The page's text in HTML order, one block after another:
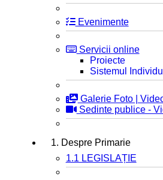
Evenimente
Servicii online
Proiecte
Sistemul
Galerie Foto |
Sedinte publice -
1. Despre Primarie
1.1 LEGISLAȚIE